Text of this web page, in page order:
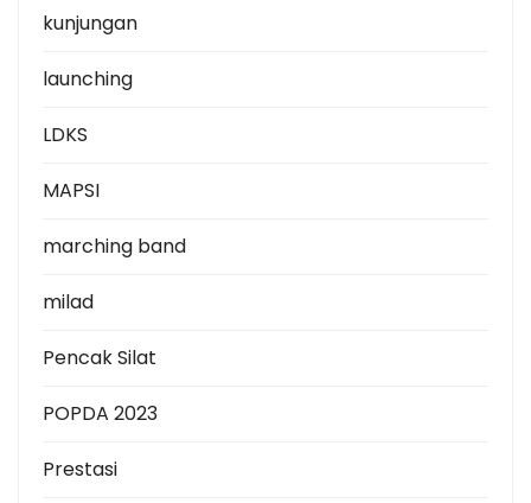
kunjungan
launching
LDKS
MAPSI
marching band
milad
Pencak Silat
POPDA 2023
Prestasi